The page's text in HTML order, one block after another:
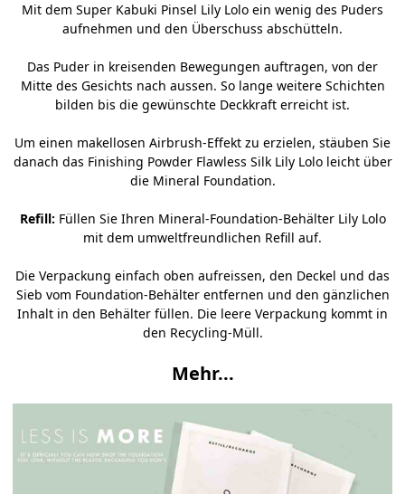
Mit dem Super Kabuki Pinsel Lily Lolo ein wenig des Puders
aufnehmen und den Überschuss abschütteln.
Das Puder in kreisenden Bewegungen auftragen, von der
Mitte des Gesichts nach aussen. So lange weitere Schichten
bilden bis die gewünschte Deckkraft erreicht ist.
Um einen makellosen Airbrush-Effekt zu erzielen, stäuben Sie
danach das Finishing Powder Flawless Silk Lily Lolo leicht über
die Mineral Foundation.
Refill: Füllen Sie Ihren Mineral-Foundation-Behälter Lily Lolo
mit dem umweltfreundlichen Refill auf.
Die Verpackung einfach oben aufreissen, den Deckel und das
Sieb vom Foundation-Behälter entfernen und den gänzlichen
Inhalt in den Behälter füllen. Die leere Verpackung kommt in
den Recycling-Müll.
Mehr...